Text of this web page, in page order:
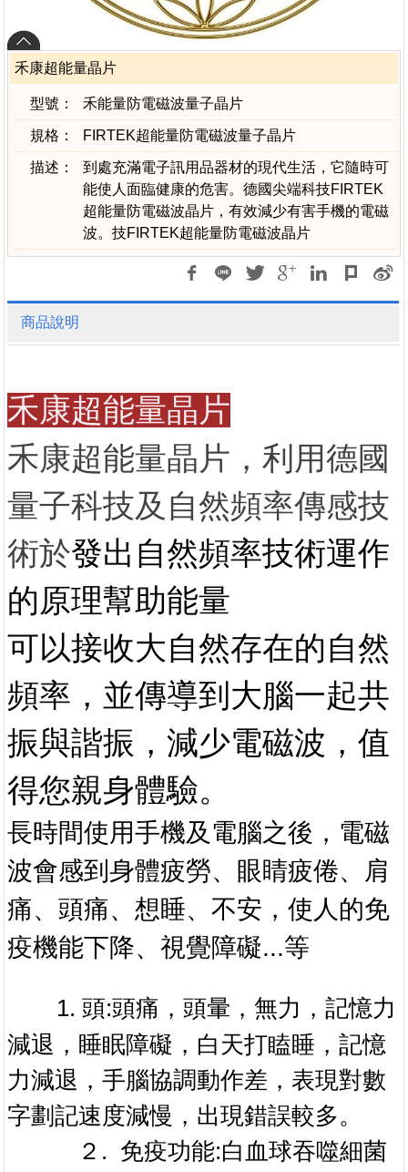
禾康超能量晶片
型號： 禾能量防電磁波量子晶片
規格： FIRTEK超能量防電磁波量子晶片
描述：
到處充滿電子訊用品器材的現代生活，它隨時可
能使人面臨健康的危害。德國尖端科技FIRTEK
超能量防電磁波晶片，有效減少有害手機的電磁
波。技FIRTEK超能量防電磁波晶片
商品說明
禾康超能量晶片
禾康超能量晶片 ，利用德國
量子科技及自然頻率傳感技
術於發出 自然頻率技術運作
的原理幫助能量
可以接收大自然存在的自然
頻率，並傳導到大腦一起共
振與諧振， 減少電磁波 ，值
得您親身體驗。
長時間使用手機及電腦之後，電磁
波會感到身體疲勞、眼睛疲倦、肩
痛、頭痛、想睡、不安，使人的免
疫機能下降、視覺障礙...等
1. 頭:頭痛，頭暈，無力，記憶力
減退，睡眠障礙，白天打瞌睡，記憶
力減退，手腦協調動作差，表現對數
字劃記速度減慢，出現錯誤較多。
２. 免疫功能:白血球吞噬細菌